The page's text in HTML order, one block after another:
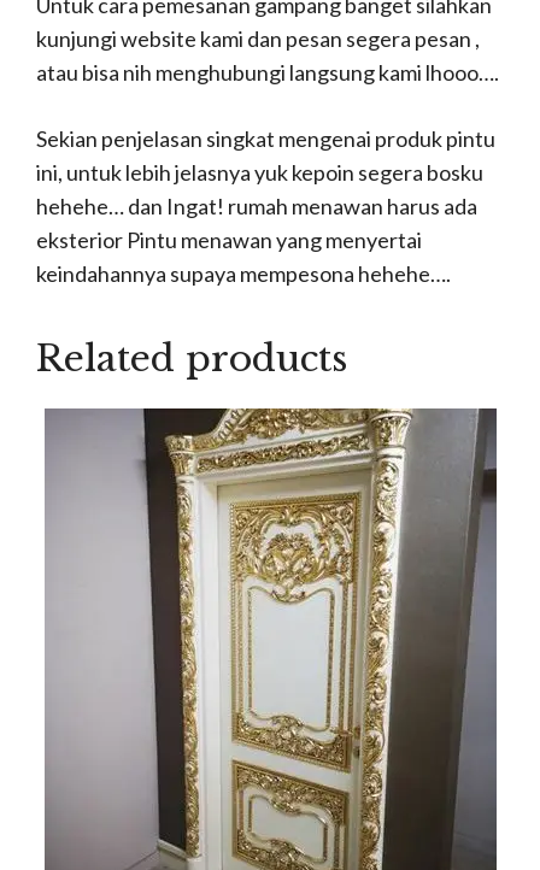
kunjungi website kami dan pesan segera pesan ,
atau bisa nih menghubungi langsung kami lhooo….
Sekian penjelasan singkat mengenai produk pintu
ini, untuk lebih jelasnya yuk kepoin segera bosku
hehehe… dan Ingat! rumah menawan harus ada
eksterior Pintu menawan yang menyertai
keindahannya supaya mempesona hehehe….
Related products